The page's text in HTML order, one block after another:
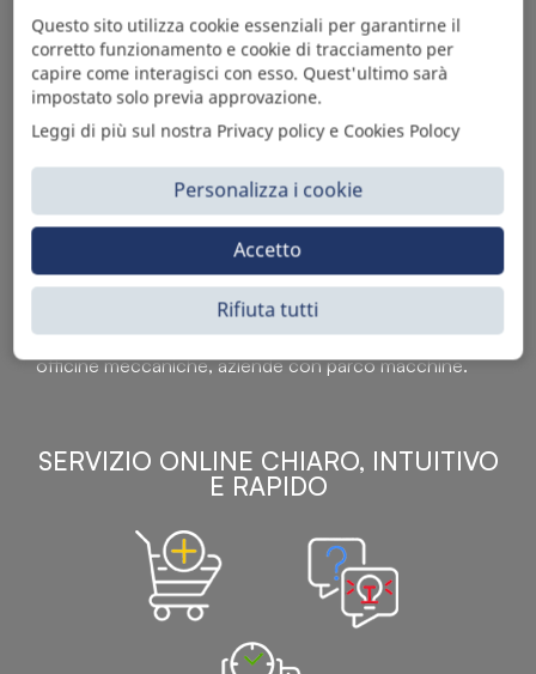
Sì Parts S.r.l. è leader nella distribuzione e vendita di
accessori per veicoli off-highway. Riconosciuto in tutto
il mondo per l’elevato standard qualitativo dei prodotti a
catalogo, attraverso la vendita B2B del ricco
assortimento di articoli originali rivolti a ricambisti,
officine meccaniche, aziende con parco macchine.
SERVIZIO ONLINE CHIARO, INTUITIVO
E RAPIDO
Questo sito utilizza cookie essenziali per garantirne il
corretto funzionamento e cookie di tracciamento per
capire come interagisci con esso. Quest'ultimo sarà
impostato solo previa approvazione.
Leggi di più sul nostra Privacy policy e Cookies Polocy
Personalizza i cookie
Rifiuta tutti
Accetto